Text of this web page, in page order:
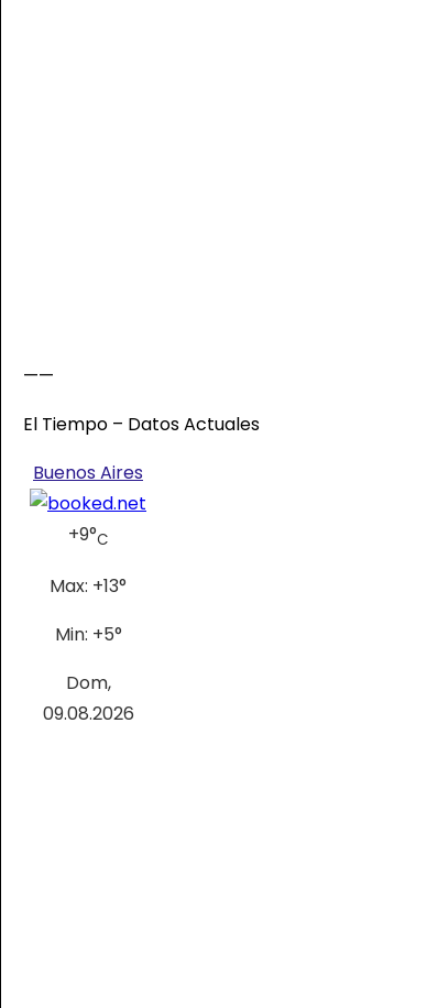
——
El Tiempo – Datos Actuales
Buenos Aires
+9°C
Max: +13°
Min: +5°
Dom,
09.08.2026